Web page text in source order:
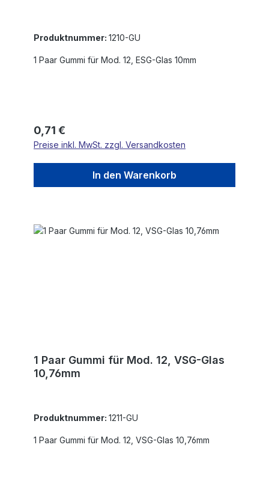
Produktnummer: 1210-GU
1 Paar Gummi für Mod. 12, ESG-Glas 10mm
Regulärer Preis:
0,71 €
Preise inkl. MwSt. zzgl. Versandkosten
In den Warenkorb
1 Paar Gummi für Mod. 12, VSG-Glas
10,76mm
Produktnummer: 1211-GU
1 Paar Gummi für Mod. 12, VSG-Glas 10,76mm